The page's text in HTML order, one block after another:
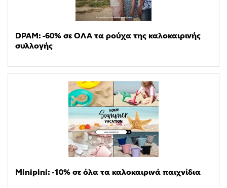
DPAM: -60% σε ΟΛΑ τα ρούχα της καλοκαιρινής
συλλογής
Minipini: -10% σε όλα τα καλοκαιρινά παιχνίδια